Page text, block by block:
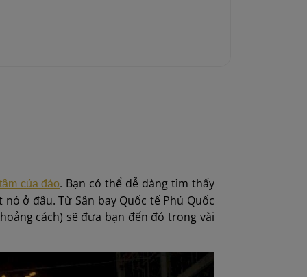
của đảo. Bạn có thể dễ dàng tìm thấy
ở đâu. Từ Sân bay Quốc tế Phú Quốc
cách) sẽ đưa bạn đến đó trong vài